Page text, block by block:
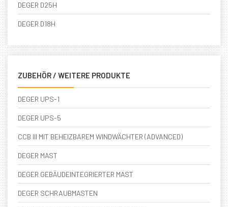
DEGER D25H
DEGER D18H
ZUBEHÖR / WEITERE PRODUKTE
DEGER UPS-1
DEGER UPS-5
CCB III MIT BEHEIZBAREM WINDWÄCHTER (ADVANCED)
DEGER MAST
DEGER GEBÄUDEINTEGRIERTER MAST
DEGER SCHRAUBMASTEN